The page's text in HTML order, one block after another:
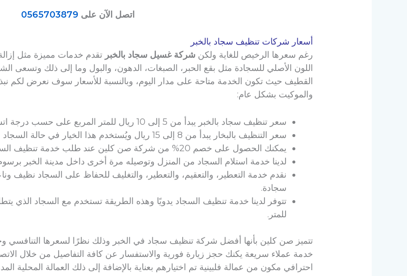
اتصل الآن على 0565703879
أسعار شركات تنظيف سجاد بالخبر
رغم سعرها الرخيص للغاية ولكنشركة غسيل سجاد بالخبر تقدم خدمات مميزة مثل
اللون الأصلي للسجادة مثل بقع الحبر، الصبغات، الدهون، والبول وما إلى ذلك وتسعى
القطيف حيث تكون الخدمة متاحة على مدار اليوم، وبالنسبة للأسعار سوف نعرض لكم
والموكيت بشكل عام:
سعر تنظيف سجاد بالخبر يبدأ من 5 إلى 10 ريال للمتر المربع على حسب درجة اتساخ السجاد.
سعر التنظيف بالبخار يبدأ من 8 إلى 15 ريال ويُستخدم هذا الخيار في حالة السجاد المصنوع من أقمشة حساسة.
يمكنك الحصول على خصم 20% من شركة صن كلين عند طلب خدمة تنظيف السجاد بالمنزل، إذا تجاوزت المساحة 40 مترًا.
لدينا خدمة استلام السجاد من المنزل وتوصيله مرة أخرى داخل مدينة الخبر برسوم بسيطة
سجادة.
للمتر.
تتميز صن كلين بأنها أفضل شركة تنظيف سجاد في الخبر وذلك نظرًا لسعرها التنافسي
خدمة عملاء سريعة يكنك حجز زيارة فورية والاستفسار عن كافة التفاصيل من خلال
احترافي مكون من عمالة فلبينية تم اختيارهم بعناية بالإضافة إلى ذلك العمالة المحلية